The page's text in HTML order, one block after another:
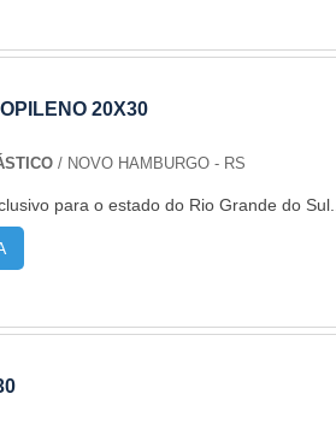
20X30
/ NOVO HAMBURGO - RS
para o estado do Rio Grande do Sul...